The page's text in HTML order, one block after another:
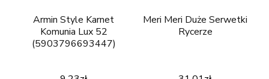
Armin Style Karnet
Komunia Lux 52
(5903796693447)
Meri Meri Duże Serwetki
Rycerze